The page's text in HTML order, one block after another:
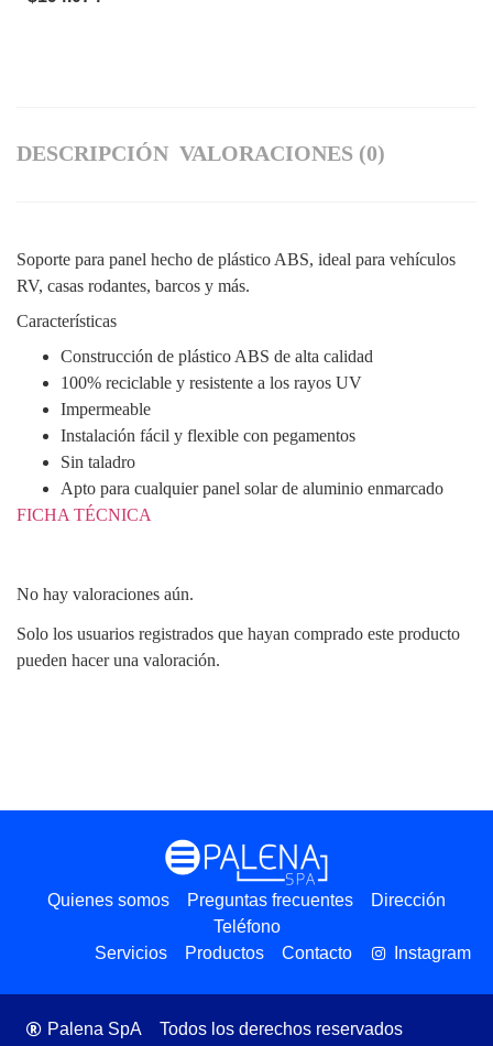
DESCRIPCIÓN VALORACIONES (0)
Soporte para panel hecho de plástico ABS, ideal para vehículos
RV, casas rodantes, barcos y más.
Características
Construcción de plástico ABS de alta calidad
100% reciclable y resistente a los rayos UV
Impermeable
Instalación fácil y flexible con pegamentos
Sin taladro
Apto para cualquier panel solar de aluminio enmarcado
FICHA TÉCNICA
No hay valoraciones aún.
Solo los usuarios registrados que hayan comprado este producto
pueden hacer una valoración.
Quienes somos Preguntas frecuentes
Dirección
Teléfono
Servicios
Productos Contacto Instagram
Palena SpA Todos los derechos reservados